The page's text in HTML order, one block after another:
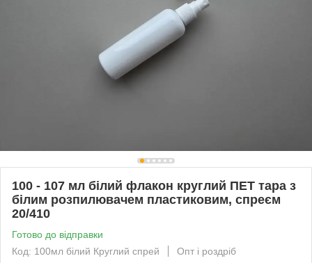
100 - 107 мл білий флакон круглий ПЕТ тара з
білим розпилювачем пластиковим, спреєм
20/410
Готово до відправки
Код: 100мл білий Круглий спрей
Опт і роздріб